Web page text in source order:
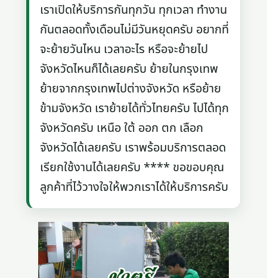
เราเปิดให้บริการกันทุกวัน ทุกเวลา ทำงาน
กันตลอดทั้งเดือนไม่มีวันหยุดครับ อยากที่
จะย้ายวันไหน เวลาอะไร หรือจะย้ายไป
จังหวัดไหนก็ได้เลยครับ ย้ายในกรุงเทพ
ย้ายจากกรุงเทพไปต่างจังหวัด หรือย้าย
ข้ามจังหวัด เราย้ายได้ทั่วไทยครับ ไปได้ทุก
จังหวัดครับ เหนือ ใต้ ออก ตก เลือก
จังหวัดได้เลยครับ เราพร้อมบริการตลอด
เรียกใช้งานได้เลยครับ **** ขอขอบคุณ
ลูกค้าที่ไว้วางใจให้พวกเราได้ให้บริการครับ